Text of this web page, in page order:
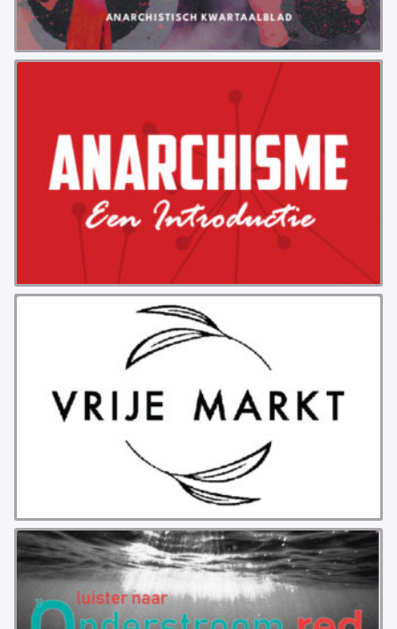
WERKGROEP PROPAGANDA
ANARCHISME – EEN INTRODUCTIE
OTTO SLAVEFORCE
JUMBO DISTRIBUTIECENTRA EN OTTO WORKFORCE
PROBLEMY Z AGENCJA… PRACY TYMCZASOWEJ
OTTO
KUNST-ANARCHISTISCHE DAG BAJEENKOMST
BASTION BASTARDS
DE CRISIS VOORBIJ
FREE JOCK PALFREEMAN
BUITEN DE ORDE